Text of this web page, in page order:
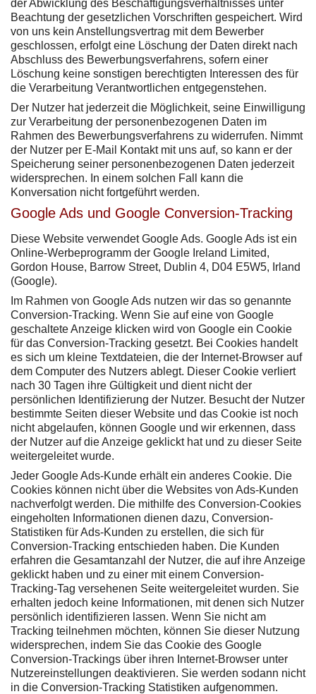
der Abwicklung des Beschäftigungsverhältnisses unter
Beachtung der gesetzlichen Vorschriften gespeichert. Wird
von uns kein Anstellungsvertrag mit dem Bewerber
geschlossen, erfolgt eine Löschung der Daten direkt nach
Abschluss des Bewerbungsverfahrens, sofern einer
Löschung keine sonstigen berechtigten Interessen des für
die Verarbeitung Verantwortlichen entgegenstehen.
Der Nutzer hat jederzeit die Möglichkeit, seine Einwilligung
zur Verarbeitung der personenbezogenen Daten im
Rahmen des Bewerbungsverfahrens zu widerrufen. Nimmt
der Nutzer per E-Mail Kontakt mit uns auf, so kann er der
Speicherung seiner personenbezogenen Daten jederzeit
widersprechen. In einem solchen Fall kann die
Konversation nicht fortgeführt werden.
Google Ads und Google Conversion-Tracking
Diese Website verwendet Google Ads. Google Ads ist ein
Online-Werbeprogramm der Google Ireland Limited,
Gordon House, Barrow Street, Dublin 4, D04 E5W5, Irland
(Google).
Im Rahmen von Google Ads nutzen wir das so genannte
Conversion-Tracking. Wenn Sie auf eine von Google
geschaltete Anzeige klicken wird von Google ein Cookie
für das Conversion-Tracking gesetzt. Bei Cookies handelt
es sich um kleine Textdateien, die der Internet-Browser auf
dem Computer des Nutzers ablegt. Dieser Cookie verliert
nach 30 Tagen ihre Gültigkeit und dient nicht der
persönlichen Identifizierung der Nutzer. Besucht der Nutzer
bestimmte Seiten dieser Website und das Cookie ist noch
nicht abgelaufen, können Google und wir erkennen, dass
der Nutzer auf die Anzeige geklickt hat und zu dieser Seite
weitergeleitet wurde.
Jeder Google Ads-Kunde erhält ein anderes Cookie. Die
Cookies können nicht über die Websites von Ads-Kunden
nachverfolgt werden. Die mithilfe des Conversion-Cookies
eingeholten Informationen dienen dazu, Conversion-
Statistiken für Ads-Kunden zu erstellen, die sich für
Conversion-Tracking entschieden haben. Die Kunden
erfahren die Gesamtanzahl der Nutzer, die auf ihre Anzeige
geklickt haben und zu einer mit einem Conversion-
Tracking-Tag versehenen Seite weitergeleitet wurden. Sie
erhalten jedoch keine Informationen, mit denen sich Nutzer
persönlich identifizieren lassen. Wenn Sie nicht am
Tracking teilnehmen möchten, können Sie dieser Nutzung
widersprechen, indem Sie das Cookie des Google
Conversion-Trackings über ihren Internet-Browser unter
Nutzereinstellungen deaktivieren. Sie werden sodann nicht
in die Conversion-Tracking Statistiken aufgenommen.